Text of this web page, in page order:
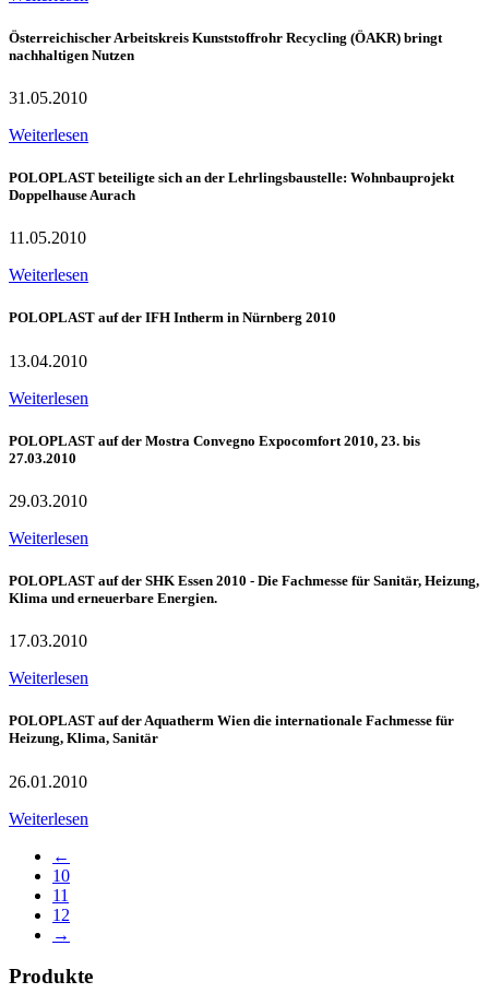
Österreichischer Arbeitskreis Kunststoffrohr Recycling (ÖAKR) bringt
nachhaltigen Nutzen
31.05.2010
Weiterlesen
POLOPLAST beteiligte sich an der Lehrlingsbaustelle: Wohnbauprojekt
Doppelhause Aurach
11.05.2010
Weiterlesen
POLOPLAST auf der IFH Intherm in Nürnberg 2010
13.04.2010
Weiterlesen
POLOPLAST auf der Mostra Convegno Expocomfort 2010, 23. bis
27.03.2010
29.03.2010
Weiterlesen
POLOPLAST auf der SHK Essen 2010 - Die Fachmesse für Sanitär, Heizung,
Klima und erneuerbare Energien.
17.03.2010
Weiterlesen
POLOPLAST auf der Aquatherm Wien die internationale Fachmesse für
Heizung, Klima, Sanitär
26.01.2010
Weiterlesen
←
10
11
12
→
Produkte